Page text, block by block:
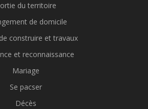
du territoire
de domicile
construire et travaux
et reconnaissance
Mariage
Se pacser
Décès